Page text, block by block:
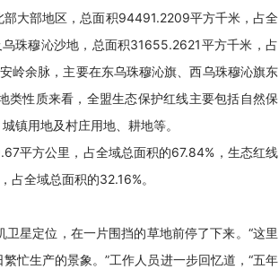
大部地区，总面积94491.2209平方千米，占全
珠穆沁沙地，总面积31655.2621平方千米，占
岭余脉，主要在东乌珠穆沁旗、西乌珠穆沁旗东
性质来看，全盟生态保护红线主要包括自然保
镇用地及村庄用地、耕地等。
平方公里，占全域总面积的67.84%，生态红线
全域总面积的32.16%。
星定位，在一片围挡的草地前停了下来。“这里
忙生产的景象。”工作人员进一步回忆道，“五年